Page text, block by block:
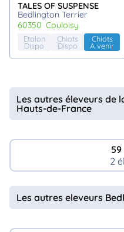
TALES OF SUSPENSE
Bedlington Terrier
60350
couloisy
Etalon
Dispo
Chiots
Dispo
Chiots
A venir
Les autres éleveurs de
Hauts-de-France
2
Les autres eleveurs